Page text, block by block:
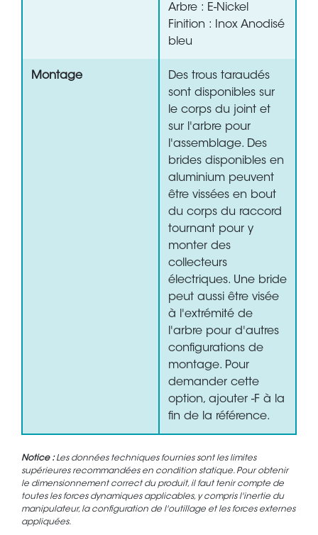
Arbre : E-Nickel
Finition : Inox Anodisé
bleu
Montage
Des trous taraudés
sont disponibles sur
le corps du joint et
sur l'arbre pour
l'assemblage. Des
brides disponibles en
aluminium peuvent
être vissées en bout
du corps du raccord
tournant pour y
monter des
collecteurs
électriques. Une bride
peut aussi être visée
à l'extrémité de
l'arbre pour d'autres
configurations de
montage. Pour
demander cette
option, ajouter -F à la
fin de la référence.
Notice :Les données techniques fournies sont les limites
supérieures recommandées en condition statique. Pour obtenir
le dimensionnement correct du produit, il faut tenir compte de
toutes les forces dynamiques applicables, y compris l'inertie du
manipulateur, la configuration de l'outillage et les forces externes
appliquées.